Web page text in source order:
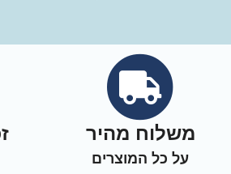
משלוח מהיר
על כל המוצרים